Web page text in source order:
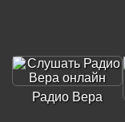
Радио Вера